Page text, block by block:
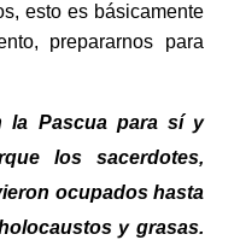
esto es básicamente
prepararnos para
la Pascua para sí y
los sacerdotes,
ocupados hasta
y grasas.